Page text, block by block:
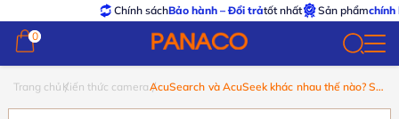
Chính sáchBảo hành – Đổi trảtốt nhất Sản phẩm chính hãng
0
0
Trang chủ Kiến thức cameraAcuSearch và AcuSeek khác nhau thế nào? So